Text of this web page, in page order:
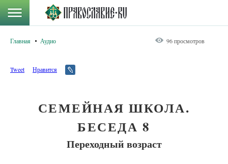
Главная Аудио 96 просмотров
Tweet Нравится
СЕМЕЙНАЯ ШКОЛА.
БЕСЕДА 8
Переходный возраст